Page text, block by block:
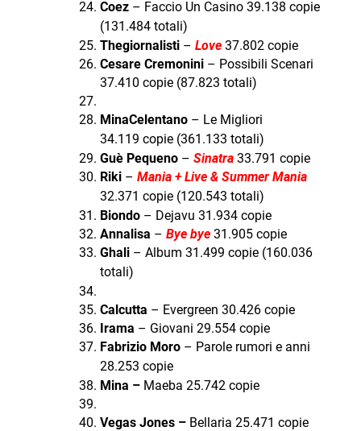
Coez– Faccio Un Casino 39.138 copie
(131.484 totali)
Thegiornalisti – Love37.802 copie
Cesare Cremonini– Possibili Scenari
37.410 copie (87.823 totali)
MinaCelentano– Le Migliori
34.119 copie (361.133 totali)
Guè Pequeno – Sinatra 33.791 copie
Riki– Mania + Live & Summer Mania
32.371 copie (120.543 totali)
Biondo – Dejavu 31.934 copie
Annalisa – Bye bye31.905 copie
Ghali– Album 31.499 copie (160.036
totali)
Calcutta – Evergreen 30.426 copie
Irama – Giovani 29.554 copie
Fabrizio Moro – Parole rumori e anni
28.253 copie
Mina – Maeba 25.742 copie
Vegas Jones – Bellaria 25.471 copie